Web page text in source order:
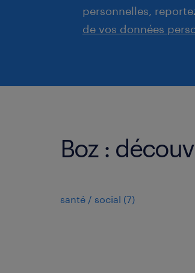
personnelles,
de vos données
Boz :
santé / social (7)